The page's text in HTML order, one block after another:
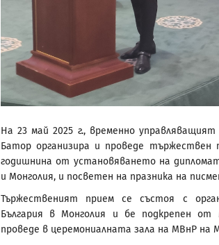
На 23 май 2025 г., временно
Батор организира и проведе тържествен
годишнина от установяването на
и Монголия, и посветен на празника на
Тържественият прием се състоя с
България в Монголия и бе подкрепен
проведе в церемониалната зала на МВнР на